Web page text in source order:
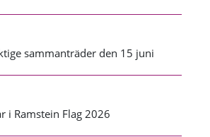
sammanträder den 15 juni
i Ramstein Flag 2026